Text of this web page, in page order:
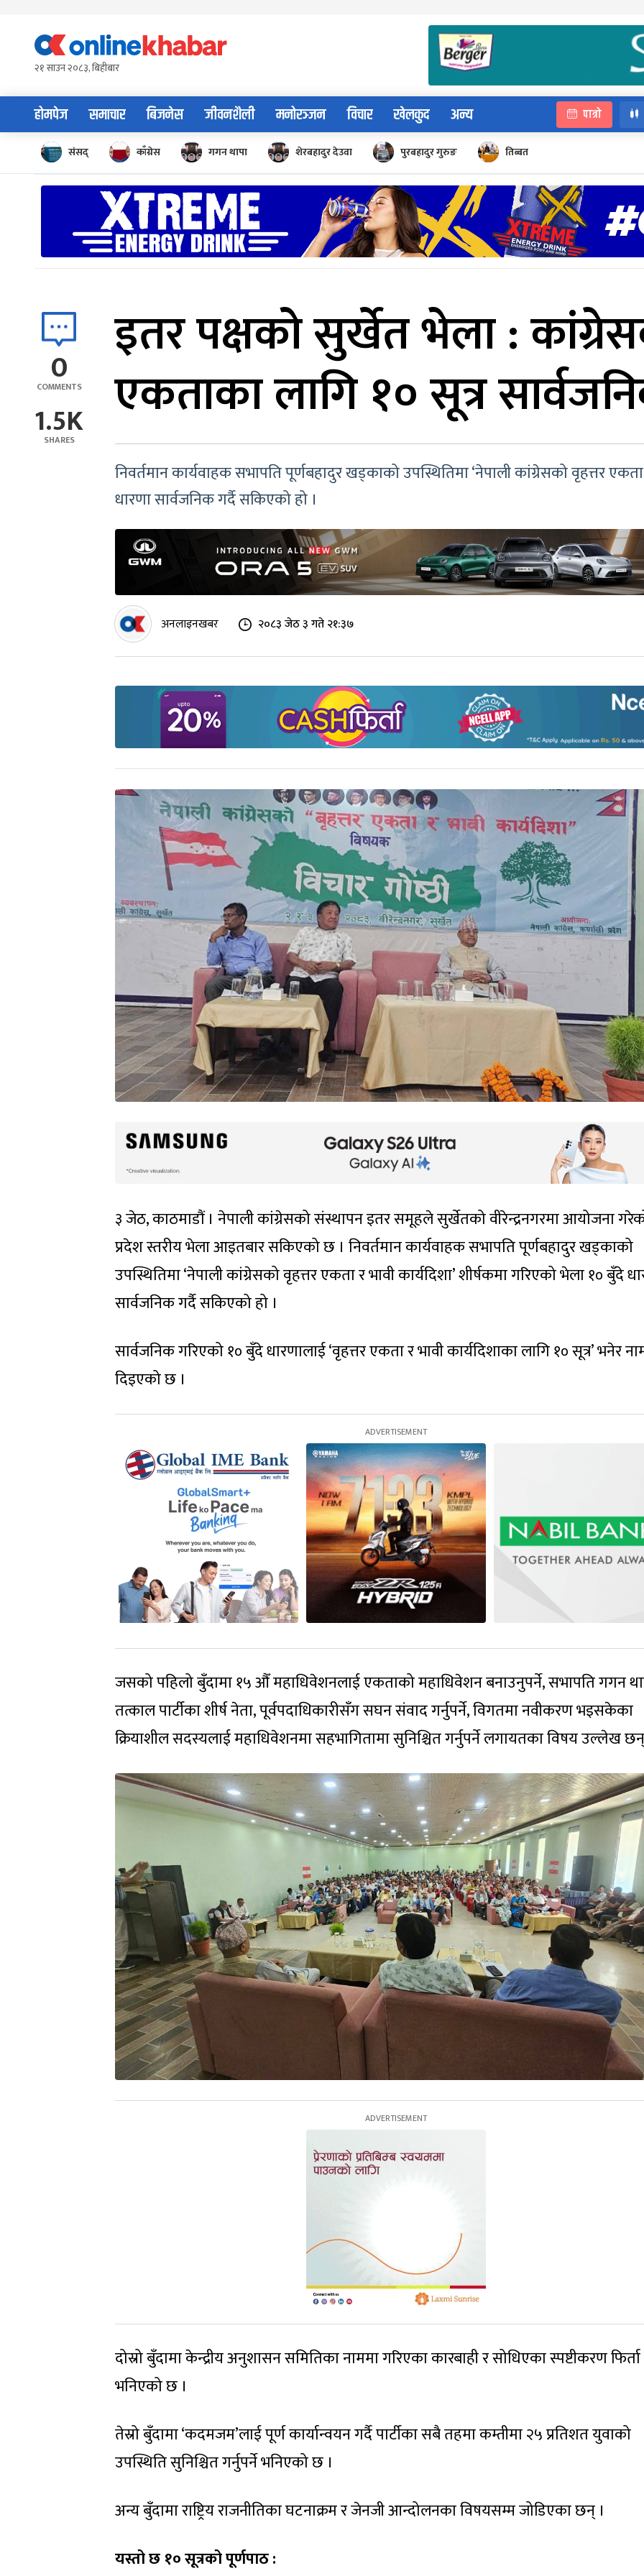
content२१ साउन २०८३, बिहीबार
होमपेज समाचार बिजनेस जीवनशैली मनोरञ्जन विचार खेलकुद अन्य पात्रो
संसद् काँग्रेस गगन थापा शेरबहादुर देउवा पुरबहादुर गुरुङ तिब्बत
0
COMMENTS
1.5K
SHARES
इतर पक्षको सुर्खेत भेला :
एकताका लागि १० सूत्र
निवर्तमान कार्यवाहक सभापति पूर्णबहादुर खड्काको उपस्थितिमा ‘नेपाली कांग्रेसको वृहत्तर
धारणा सार्वजनिक गर्दै सकिएको हो ।
अनलाइनखबर २०८३ जेठ ३ गते २१:३७
३ जेठ, काठमाडौं । नेपाली कांग्रेसको संस्थापन इतर समूहले सुर्खेतको वीरेन्द्रनगरमा आयोजना
प्रदेश स्तरीय भेला आइतबार सकिएको छ । निवर्तमान कार्यवाहक सभापति पूर्णबहादुर खड्काको
उपस्थितिमा ‘नेपाली कांग्रेसको वृहत्तर एकता र भावी कार्यदिशा’ शीर्षकमा गरिएको भेला १० बुँदे
सार्वजनिक गर्दै सकिएको हो ।
सार्वजनिक गरिएको १० बुँदे धारणालाई ‘वृहत्तर एकता र भावी कार्यदिशाका लागि १० सूत्र’ भनेर
दिइएको छ ।
जसको पहिलो बुँदामा १५ औँ महाधिवेशनलाई एकताको महाधिवेशन बनाउनुपर्ने, सभापति गगन
तत्काल पार्टीका शीर्ष नेता, पूर्वपदाधिकारीसँग सघन संवाद गर्नुपर्ने, विगतमा नवीकरण भइसकेका
क्रियाशील सदस्यलाई महाधिवेशनमा सहभागितामा सुनिश्चित गर्नुपर्ने लगायतका विषय उल्लेख
दोस्रो बुँदामा केन्द्रीय अनुशासन समितिका नाममा गरिएका कारबाही र सोधिएका स्पष्टीकरण
भनिएको छ ।
तेस्रो बुँदामा ‘कदमजम’लाई पूर्ण कार्यान्वयन गर्दै पार्टीका सबै तहमा कम्तीमा २५ प्रतिशत युवाको
उपस्थिति सुनिश्चित गर्नुपर्ने भनिएको छ ।
अन्य बुँदामा राष्ट्रिय राजनीतिका घटनाक्रम र जेनजी आन्दोलनका विषयसम्म जोडिएका छन् ।
यस्तो छ १० सूत्रको पूर्णपाठ :